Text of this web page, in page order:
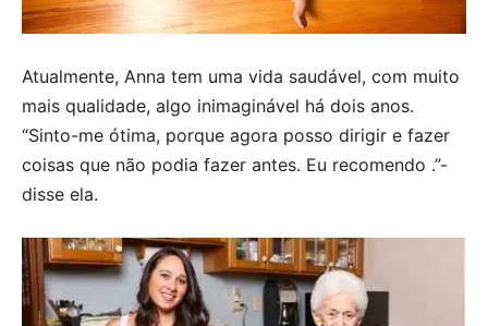
Atualmente, Anna tem uma vida saudável, com muito
mais qualidade, algo inimaginável há dois anos.
“Sinto-me ótima, porque agora posso dirigir e fazer
coisas que não podia fazer antes. Eu recomendo .”-
disse ela.